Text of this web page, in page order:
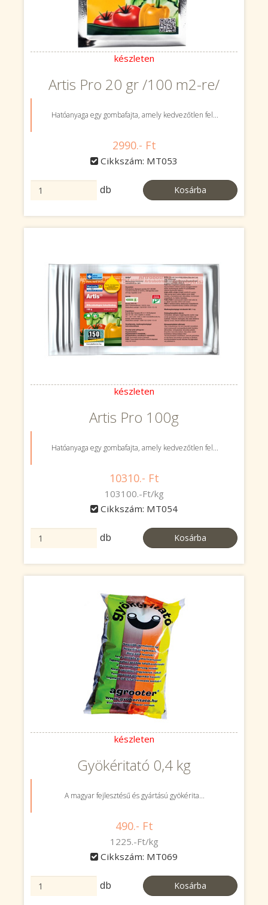
készleten
Artis Pro 20 gr /100 m2-re/
Hatóanyaga egy gombafajta, amely kedvezőtlen fel...
2990.- Ft
Cikkszám: MT053
db Kosárba
készleten
Artis Pro 100g
Hatóanyaga egy gombafajta, amely kedvezőtlen fel...
10310.- Ft
103100.-Ft/kg
Cikkszám: MT054
db Kosárba
készleten
Gyökéritató 0,4 kg
A magyar fejlesztésű és gyártású gyökérita...
490.- Ft
1225.-Ft/kg
Cikkszám: MT069
db Kosárba